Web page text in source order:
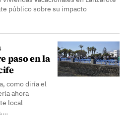
público sobre su impacto
paso en la
como diría el
ahora
local